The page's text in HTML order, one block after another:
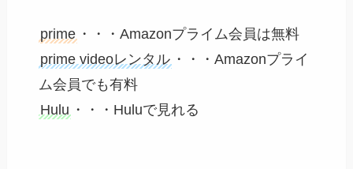
prime ・・・Amazonプライム会員は無料
prime videoレンタル ・・・Amazonプライ
ム会員でも有料
Hulu ・・・Huluで見れる